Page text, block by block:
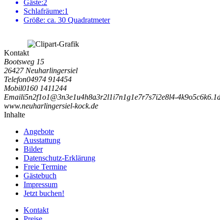
Gäste:2
Schlafräume:1
Größe: ca. 30 Quadratmeter
Kontakt
Bootsweg 15
26427 Neuharlingersiel
Telefon04974 914454
Mobil0160 1411244
Emaili5n2f1o1@3n3e1u4h8a3r2l1i7n1g1e7r7s7i2e8l4-4k9o5c6k6.1
www.neuharlingersiel-kock.de
Inhalte
Angebote
Ausstattung
Bilder
Datenschutz-Erklärung
Freie Termine
Gästebuch
Impressum
Jetzt buchen!
Kontakt